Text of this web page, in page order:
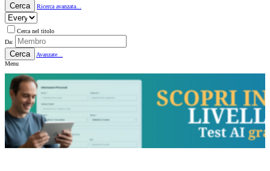
Cerca Ricerca avanzata...
Cerca nel titolo
Da:
Cerca
Avanzate...
Menu